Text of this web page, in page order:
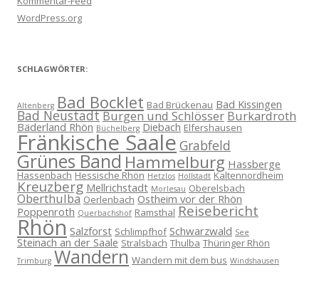
WordPress.org
SCHLAGWÖRTER:
Altenberg Bad Bocklet Bad Brückenau Bad Kissingen
Bad NeustadtBurgen und Schlösser Burkardroth
Bäderland Rhön Büchelberg Diebach Elfershausen
Fränkische Saale Grabfeld
Grünes BandHammelburg Hassberge
Hassenbach Hessische Rhön Hetzlos Hollstadt Kaltennordheim
Kreuzberg Mellrichstadt Morlesau Oberelsbach
Oberthulba Oerlenbach Ostheim vor der Rhön
Poppenroth Querbachshof Ramsthal Reisebericht
Rhön Salzforst Schlimpfhof Schwarzwald See
Steinach an der Saale Stralsbach Thulba Thüringer Rhön
Trimburg Wandern Wandern mit dem bus Windshausen